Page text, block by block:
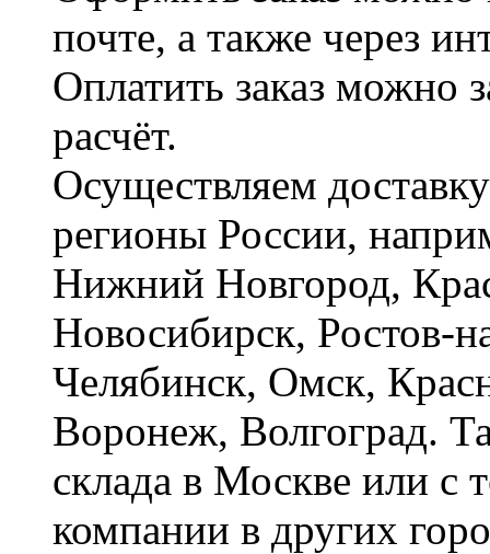
почте, а также через
Оплатить заказ можно
расчёт.
Осуществляем
регионы России,
Нижний Новгород,
Новосибирск, Ростов-
Челябинск, Омск,
Воронеж, Волгоград.
склада в Москве или с
компании в других